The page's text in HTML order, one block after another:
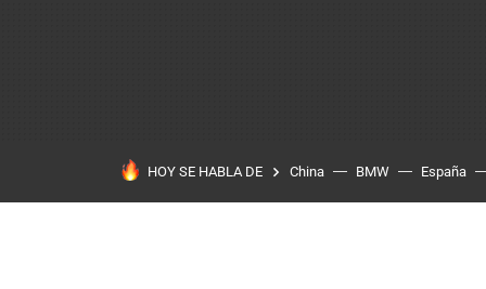
HOY SE HABLA DE China BMW España